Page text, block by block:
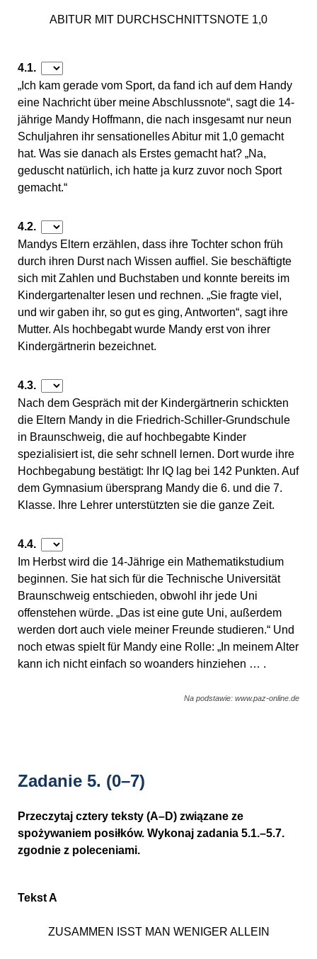
ABITUR MIT DURCHSCHNITTSNOTE 1,0
4.1.
„Ich kam gerade vom Sport, da fand ich auf dem Handy
eine Nachricht über meine Abschlussnote“, sagt die 14-
jährige Mandy Hoffmann, die nach insgesamt nur neun
Schuljahren ihr sensationelles Abitur mit 1,0 gemacht
hat. Was sie danach als Erstes gemacht hat? „Na,
geduscht natürlich, ich hatte ja kurz zuvor noch Sport
gemacht.“
4.2.
Mandys Eltern erzählen, dass ihre Tochter schon früh
durch ihren Durst nach Wissen auffiel. Sie beschäftigte
sich mit Zahlen und Buchstaben und konnte bereits im
Kindergartenalter lesen und rechnen. „Sie fragte viel,
und wir gaben ihr, so gut es ging, Antworten“, sagt ihre
Mutter. Als hochbegabt wurde Mandy erst von ihrer
Kindergärtnerin bezeichnet.
4.3.
Nach dem Gespräch mit der Kindergärtnerin schickten
die Eltern Mandy in die Friedrich-Schiller-Grundschule
in Braunschweig, die auf hochbegabte Kinder
spezialisiert ist, die sehr schnell lernen. Dort wurde ihre
Hochbegabung bestätigt: Ihr IQ lag bei 142 Punkten. Auf
dem Gymnasium übersprang Mandy die 6. und die 7.
Klasse. Ihre Lehrer unterstützten sie die ganze Zeit.
4.4.
Im Herbst wird die 14-Jährige ein Mathematikstudium
beginnen. Sie hat sich für die Technische Universität
Braunschweig entschieden, obwohl ihr jede Uni
offenstehen würde. „Das ist eine gute Uni, außerdem
werden dort auch viele meiner Freunde studieren.“ Und
noch etwas spielt für Mandy eine Rolle: „In meinem Alter
kann ich nicht einfach so woanders hinziehen … .
Na podstawie: www.paz-online.de
Zadanie 5. (0–7)
Przeczytaj cztery teksty (A–D) związane ze
spożywaniem posiłków. Wykonaj zadania 5.1.–5.7.
zgodnie z poleceniami.
Tekst A
ZUSAMMEN ISST MAN WENIGER ALLEIN